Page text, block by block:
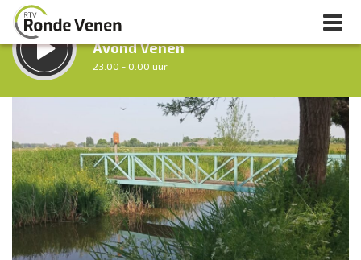
LUISTER LIVE:
Avond Venen
23.00 - 0.00 uur
Nacht van De Ronde Venen
0.00 - 7.00 uur
Vorig uur
uur 1 van 0 Volgend uur
Inklappen